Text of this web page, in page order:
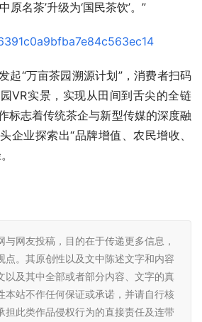
原名茶’升级为‘国民茶饮’。”
起“万亩茶园溯源计划”，消费者扫码
VR实景，实现从田间到舌尖的全链
标志着传统茶企与新型传媒的深度融
企业探索出“品牌增值、农民增收、
网友投稿，目的在于传递更多信息，
点。其原创性以及文中陈述文字和内容
以及其中全部或者部分内容、文字的真
本站不作任何保证或承诺，并请自行核
担此类作品侵权行为的直接责任及连带